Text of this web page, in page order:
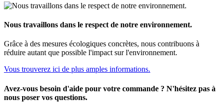
Nous travaillons dans le respect de notre environnement.
Grâce à des mesures écologiques concrètes, nous contribuons à
réduire autant que possible l'impact sur l'environnement.
Vous trouverez ici de plus amples informations.
Avez-vous besoin d'aide pour votre commande ? N'hésitez pas à
nous poser vos questions.